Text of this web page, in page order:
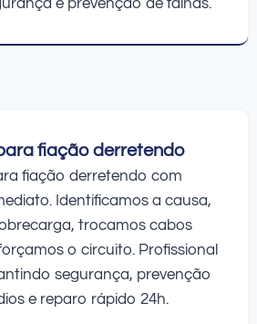
fiação derretendo
fiação derretendo com
Identificamos a causa,
trocamos cabos
o circuito. Profissional
segurança, prevenção
e reparo rápido 24h.